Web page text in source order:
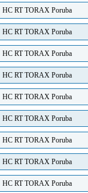
HC RT TORAX Poruba
HC RT TORAX Poruba
HC RT TORAX Poruba
HC RT TORAX Poruba
HC RT TORAX Poruba
HC RT TORAX Poruba
HC RT TORAX Poruba
HC RT TORAX Poruba
HC RT TORAX Poruba